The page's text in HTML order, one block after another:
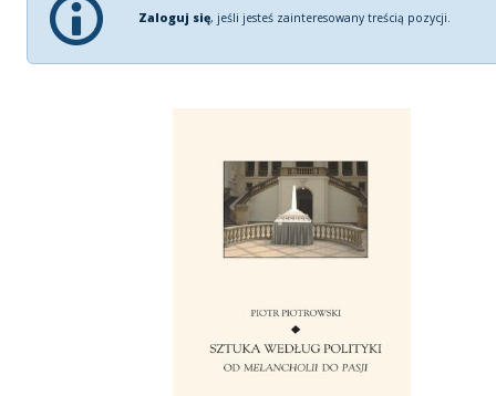
Zaloguj się, jeśli jesteś zainteresowany treścią pozycji.